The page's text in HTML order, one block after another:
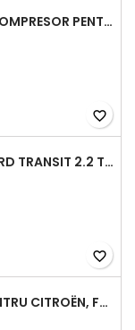
CARTUȘ TURBOCOMPRESOR PENTRU VW, AUDI, SEAT, SKODA - MOTOR DIESEL 2.0 TDI
favorite_border
MIEZ TURBINĂ FORD TRANSIT 2.2 TDCI (2007-2016)
favorite_border
MIEZ TURBINĂ PENTRU CITROËN, FORD, MAZDA, MINI, PEUGEOT ȘI VOLVO - MOTORIZĂRI 1.6 HDI ȘI 1.6 D